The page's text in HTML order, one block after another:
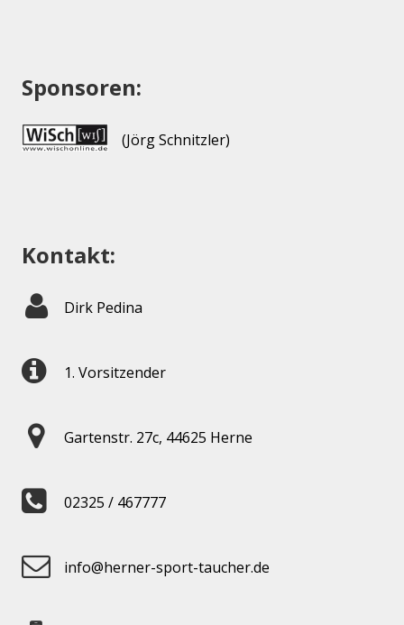
Sponsoren:
(Jörg Schnitzler)
Kontakt:
Dirk Pedina
1. Vorsitzender
Gartenstr. 27c, 44625 Herne
02325 / 467777
info@herner-sport-taucher.de